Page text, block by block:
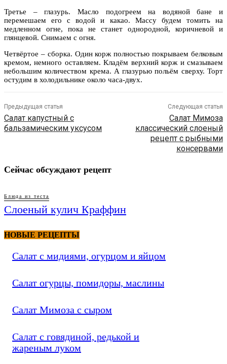
Третье – глазурь. Масло подогреем на водяной бане и
перемешаем его с водой и какао. Массу будем томить на
медленном огне, пока не станет однородной, коричневой и
глянцевой. Снимаем с огня.
Четвёртое – сборка. Один корж полностью покрываем белковым
кремом, немного оставляем. Кладём верхний корж и смазываем
небольшим количеством крема. А глазурью польём сверху. Торт
остудим в холодильнике около часа-двух.
Предыдущая статья
Салат капустный с
бальзамическим уксусом
Следующая статья
Салат Мимоза
классический слоеный
рецепт с рыбными
консервами
Сейчас обсуждают рецепт
Блюда из теста
Слоеный кулич Краффин
НОВЫЕ РЕЦЕПТЫ
Салат с мидиями, огурцом и яйцом
Салат огурцы, помидоры, маслины
Салат Мимоза с сыром
Салат с говядиной, редькой и
жареным луком